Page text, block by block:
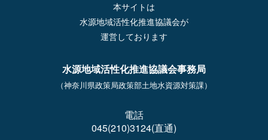
本サイトは
水源地域活性化推進協議会が
運営しております
水源地域活性化推進協議会事務局
（神奈川県政策局政策部土地水資源対策課）
電話
045(210)3124(直通)